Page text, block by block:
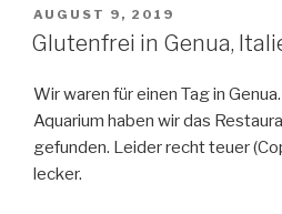
VERÖFFENTLICHT
AM
AUGUST 9, 2019
Glutenfrei in Genua,
Wir waren für einen Tag in
Aquarium haben wir das
gefunden. Leider recht teuer
lecker.